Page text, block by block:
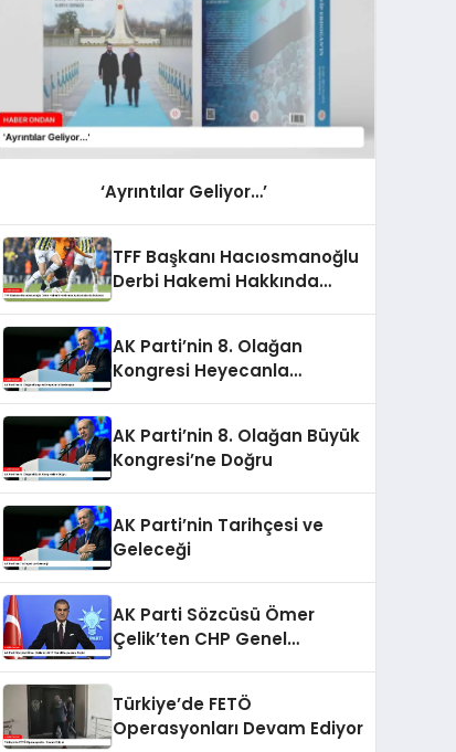
‘Ayrıntılar Geliyor…’
TFF Başkanı Hacıosmanoğlu
Derbi Hakemi Hakkında
AK Parti’nin 8. Olağan
Kongresi Heyecanla
AK Parti’nin 8. Olağan Büyük
Kongresi’ne Doğru
AK Parti’nin Tarihçesi ve
Geleceği
AK Parti Sözcüsü Ömer
Çelik’ten CHP Genel
Türkiye’de FETÖ
Operasyonları Devam Ediyor